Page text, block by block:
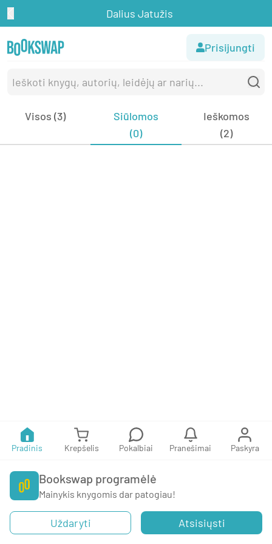
Dalius Jatužis
Prisijungti
Visos (3)
Siūlomos
(0)
Ieškomos
(2)
Pradinis Krepšelis Pokalbiai Pranešimai Paskyra
Bookswap programėlė
Mainykis knygomis dar patogiau!
Uždaryti Atsisiųsti